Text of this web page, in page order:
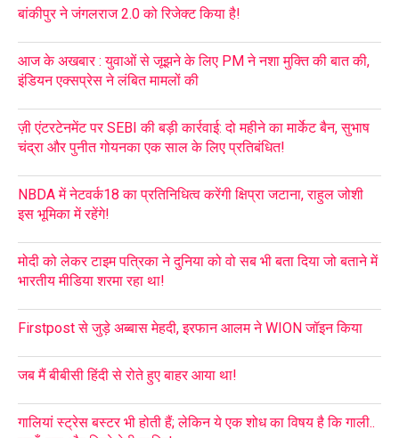
बांकीपुर ने जंगलराज 2.0 को रिजेक्ट किया है!
आज के अखबार : युवाओं से जूझने के लिए PM ने नशा मुक्ति की बात की,
इंडियन एक्सप्रेस ने लंबित मामलों की
ज़ी एंटरटेनमेंट पर SEBI की बड़ी कार्रवाई: दो महीने का मार्केट बैन, सुभाष
चंद्रा और पुनीत गोयनका एक साल के लिए प्रतिबंधित!
NBDA में नेटवर्क18 का प्रतिनिधित्व करेंगी क्षिप्रा जटाना, राहुल जोशी
इस भूमिका में रहेंगे!
मोदी को लेकर टाइम पत्रिका ने दुनिया को वो सब भी बता दिया जो बताने में
भारतीय मीडिया शरमा रहा था!
Firstpost से जुड़े अब्बास मेहदी, इरफान आलम ने WION जॉइन किया
जब मैं बीबीसी हिंदी से रोते हुए बाहर आया था!
गालियां स्ट्रेस बस्टर भी होती हैं; लेकिन ये एक शोध का विषय है कि गाली..